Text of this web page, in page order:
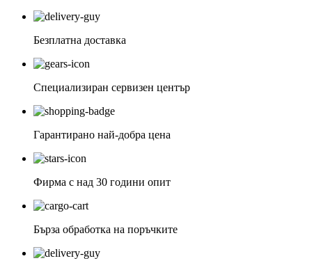
Безплатна доставка
Специализиран сервизен център
Гарантирано най-добра цена
Фирма с над 30 години опит
Бърза обработка на поръчките